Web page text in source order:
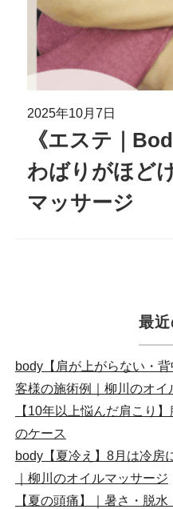
2025年10月7日
《エステ｜
わばりがほど
マッサージ
最
body【肩が上がらない・
客様の施術例｜柳川のオイ
【10年以上悩んだ肩こり
のケース
body【夏冷え】8月は冷房
｜柳川のオイルマッサージ
【夏の頭痛】｜暑さ・脱